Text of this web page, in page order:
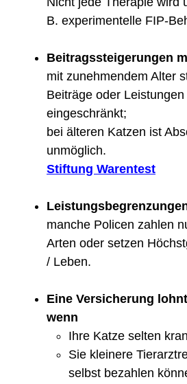
B. experimentelle FIP-
Beitragssteigerungen
mit zunehmendem Alter
Beiträge oder
eingeschränkt;
bei älteren Katzen ist
unmöglich.
Stiftung Warentest
manche Policen zahlen
Arten oder setzen
/ Leben.
Eine Versicherung
wenn
Ihre Katze selten
Sie kleinere
selbst bezahlen